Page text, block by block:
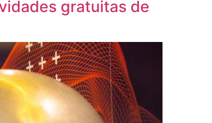
gratuitas de